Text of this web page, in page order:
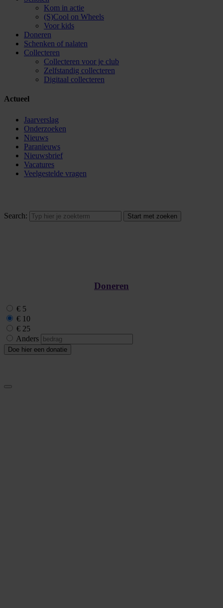
Kom in actie
(S)Cool on Wheels
Voor kids
Doneren
Schenken of nalaten
Collecteren
Collecteren voor je club
Zelfstandig collecteren
Digitaal collecteren
Actueel
Jaarverslag
Onderzoeken
Nieuws
Paranieuws
Nieuwsbrief
Vacatures
Veelgestelde vragen
Search:
Doneren
€ 5
€ 10
€ 25
Anders
Doe hier een donatie